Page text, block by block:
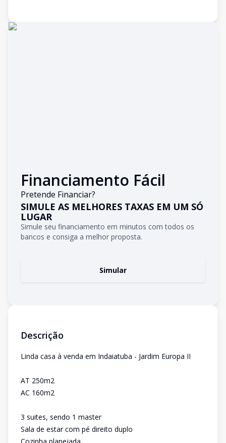
Financiamento Fácil
Pretende Financiar?
SIMULE AS MELHORES TAXAS EM UM SÓ
LUGAR
Simule seu financiamento em minutos com todos os
bancos e consiga a melhor proposta.
Simular
Descrição
Linda casa à venda em Indaiatuba - Jardim Europa II
AT 250m2
AC 160m2
3 suites, sendo 1 master
Sala de estar com pé direito duplo